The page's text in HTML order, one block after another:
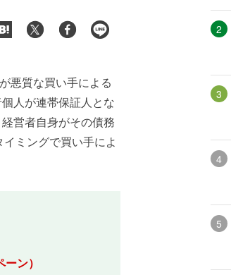
悪質な買い手による
人が連帯保証人とな
営者自身がその債務
ミングで買い手によ
ン）